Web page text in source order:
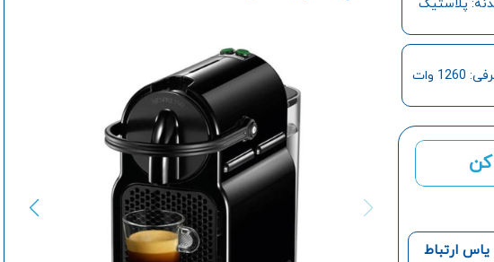
پلاستیک
وات
کن
ارتباط